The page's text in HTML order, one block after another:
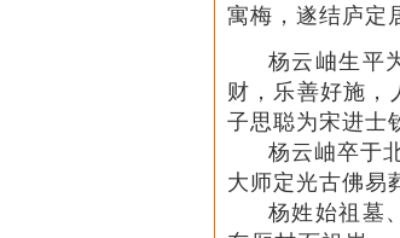
寓梅，遂结庐定
杨云岫生平
财，乐善好施，
子思聪为宋进士
杨云岫卒于
大师定光古佛易
杨姓始祖墓